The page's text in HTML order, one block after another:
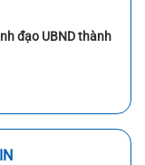
đạo UBND thành